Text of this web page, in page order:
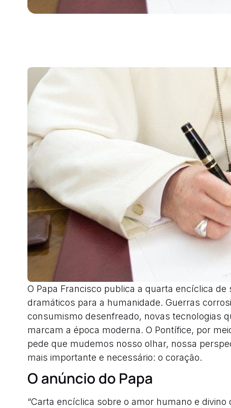
O Papa Francisco publica a quarta encíclica
dramáticos para a humanidade. Guerras
consumismo desenfreado, novas tecnologias
marcam a época moderna. O Pontífice, por
pede que mudemos nosso olhar, nossa
mais importante e necessário: o coração.
O anúncio do Papa
“Carta encíclica sobre o amor humano e